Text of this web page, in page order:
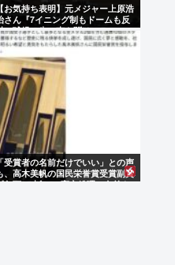
【お気持ち表明】元メジャー上原浩
さん『7イニング制もドームも反
。球児の生の声を聞け！』
受賞者の名前だけでいい」との声
、高木美帆の国民栄誉賞受賞副賞
包丁10本》に”高市総理の名前も